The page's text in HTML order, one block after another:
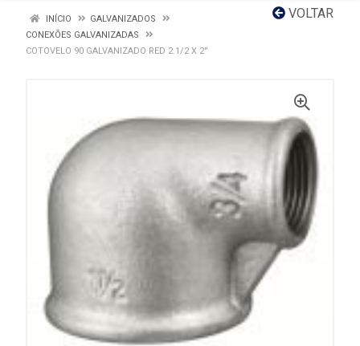
VOLTAR
INÍCIO
GALVANIZADOS
CONEXÕES GALVANIZADAS
COTOVELO 90 GALVANIZADO RED 2.1/2 X 2''